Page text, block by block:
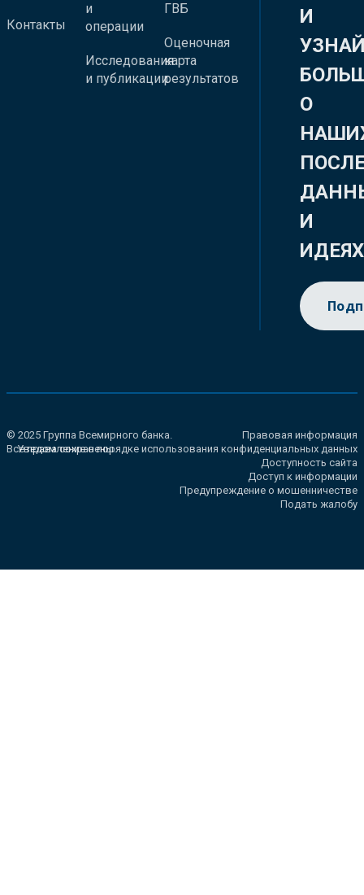
Контакты
и
операции
Исследования
и публикации
ГВБ
Оценочная
карта
результатов
И
О
И
ИДЕЯХ
© 2025 Группа Всемирного банка.
Все права сохранены.
Правовая информация
Уведомление о порядке использования конфиденциальных данных
Доступность сайта
Доступ к информации
Предупреждение о мошенничестве
Подать жалобу